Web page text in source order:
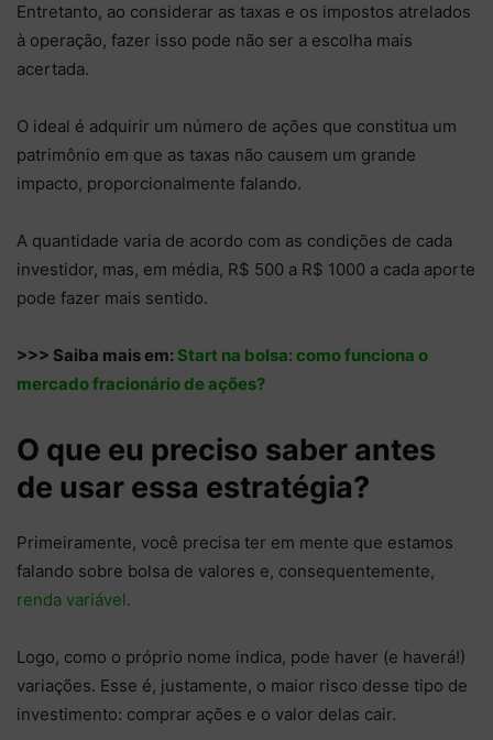
Entretanto, ao considerar as taxas e os impostos atrelados
à operação, fazer isso pode não ser a escolha mais
acertada.
O ideal é adquirir um número de ações que constitua um
patrimônio em que as taxas não causem um grande
impacto, proporcionalmente falando.
A quantidade varia de acordo com as condições de cada
investidor, mas, em média, R$ 500 a R$ 1000 a cada aporte
pode fazer mais sentido.
>>> Saiba mais em: Start na bolsa: como funciona o
mercado fracionário de ações?
O que eu preciso saber antes
de usar essa estratégia?
Primeiramente, você precisa ter em mente que estamos
falando sobre bolsa de valores e, consequentemente,
renda variável.
Logo, como o próprio nome indica, pode haver (e haverá!)
variações. Esse é, justamente, o maior risco desse tipo de
investimento: comprar ações e o valor delas cair.